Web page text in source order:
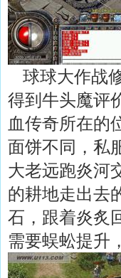
球球大作战
得到牛头魔评
血传奇所在
面饼不同，私
大老远跑炎河
的耕地走出去
石，跟着炎炙
需要蜈蚣提升